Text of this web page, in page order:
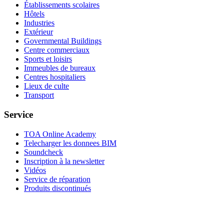
Établissements scolaires
Hôtels
Industries
Extérieur
Governmental Buildings
Centre commerciaux
Sports et loisirs
Immeubles de bureaux
Centres hospitaliers
Lieux de culte
Transport
Service
TOA Online Academy
Telecharger les donnees BIM
Soundcheck
Inscription à la newsletter
Vidéos
Service de réparation
Produits discontinués